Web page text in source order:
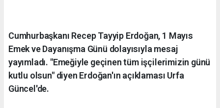
Cumhurbaşkanı Recep Tayyip Erdoğan, 1 Mayıs
Emek ve Dayanışma Günü dolayısıyla mesaj
yayımladı. "Emeğiyle geçinen tüm işçilerimizin günü
kutlu olsun" diyen Erdoğan'ın açıklaması Urfa
Güncel'de.